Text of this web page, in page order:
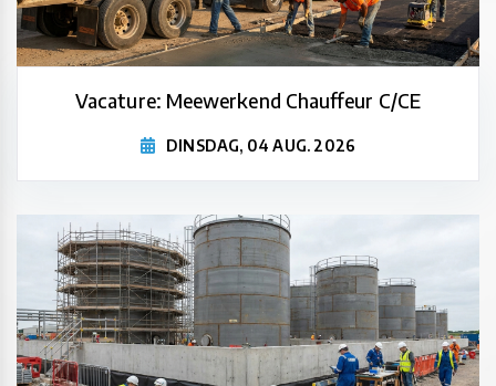
Vacature: Meewerkend Chauffeur C/CE
DINSDAG, 04 AUG. 2026